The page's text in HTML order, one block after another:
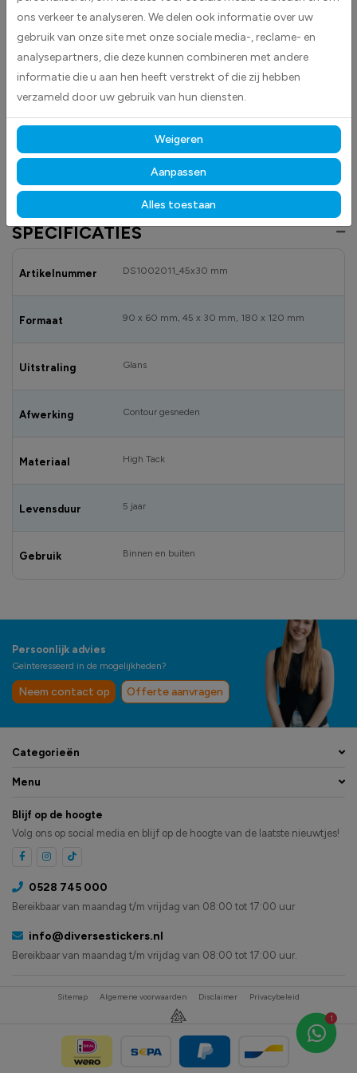
herkenbare vlag van de Comoren en is eenvoudig aan te brengen op
gladde oppervlakken zoals auto’s, laptops en koffers.
Gemaakt van hoogwaardige high-tack folie, hecht deze sticker
betrouwbaar op vrijwel elk oppervlak.Dankzij de duurzame
materialen blijft hij langdurig mooi en goed leesbaar, zowel binnen als
buiten bestand tegen licht, vocht en dagelijks gebruik.
Bekijk ook onze andere vlagstickers
professioneel te markeren.
SPECIFICATIES
Artikelnummer DS1002011_45x30 mm
Formaat 90 x 60 mm, 45 x 30 mm, 180 x 120 mm
Uitstraling Glans
Afwerking Contour gesneden
Materiaal High Tack
Levensduur 5 jaar
Gebruik Binnen en buiten
1
Persoonlijk advies
Geïnteresseerd in de mogelijkheden?
Neem contact op Offerte aanvragen
Categorieën
Menu
Blijf op de hoogte
Volg ons op social media en blijf op de hoogte van de laatste nieuwtjes!
0528 745 000
Bereikbaar van maandag t/m vrijdag van 08:00 tot 17:00 uur
info@diversestickers.nl
Bereikbaar van maandag t/m vrijdag van 08:00 tot 17:00 uur.
Sitemap Algemene voorwaarden Disclaimer Privacybeleid
ons verkeer te analyseren. We delen ook informatie over uw
gebruik van onze site met onze sociale media-, reclame- en
analysepartners, die deze kunnen combineren met andere
informatie die u aan hen heeft verstrekt of die zij hebben
verzameld door uw gebruik van hun diensten.
Weigeren
Aanpassen
Alles toestaan